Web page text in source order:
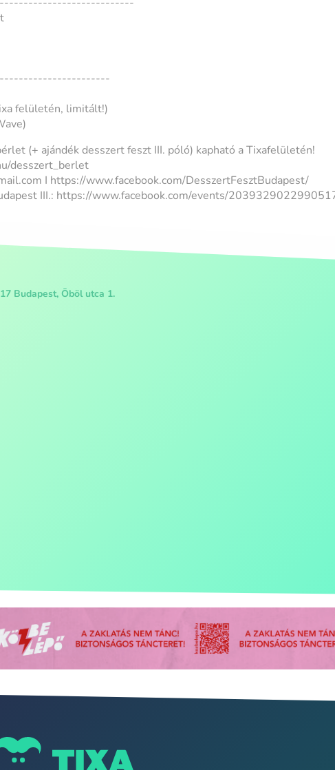
felületén, limitált!)
(+ ajándék desszert feszt III. póló) kapható a Tixafelületén!
desszert_berlet
I https://www.facebook.com/DesszertFesztBudapest/
III.: https://www.facebook.com/events/
Budapest, Öböl utca 1.